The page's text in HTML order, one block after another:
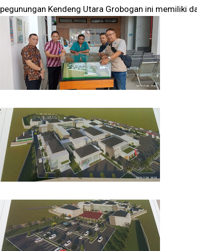
pegunungan Kendeng Utara Grobogan ini memiliki